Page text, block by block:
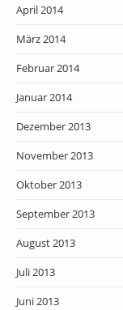
April 2014
März 2014
Februar 2014
Januar 2014
Dezember 2013
November 2013
Oktober 2013
September 2013
August 2013
Juli 2013
Juni 2013